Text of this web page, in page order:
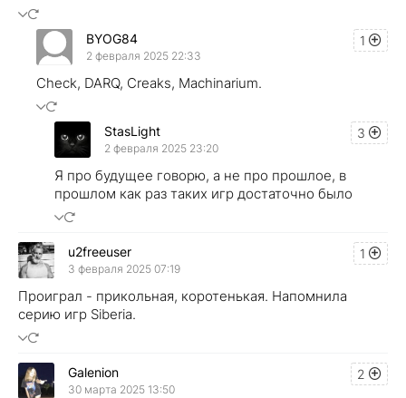
1
BYOG84
2 февраля 2025 22:33
Check, DARQ, Creaks, Machinarium.
3
StasLight
2 февраля 2025 23:20
Я про будущее говорю, а не про прошлое, в
прошлом как раз таких игр достаточно было
1
u2freeuser
3 февраля 2025 07:19
Проиграл - прикольная, коротенькая. Напомнила
серию игр Siberia.
2
Galenion
30 марта 2025 13:50